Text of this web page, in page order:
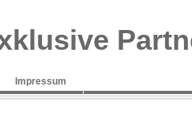
Impressum